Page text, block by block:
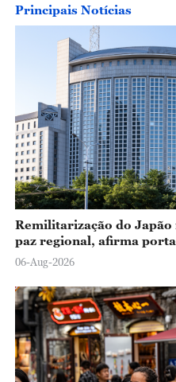
Principais Notícias
Remilitarização do Japão
paz regional, afirma
06-Aug-2026